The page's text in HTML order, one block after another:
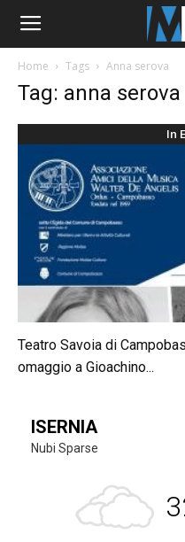
Home Tags Anna serova
Tag: anna serova
In
Teatro Savoia di
omaggio a Gioachino...
ISERNIA
Nubi Sparse